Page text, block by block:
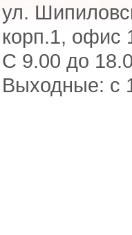
ул.
корп.1, офис
С 9.00 до
Выходные: с